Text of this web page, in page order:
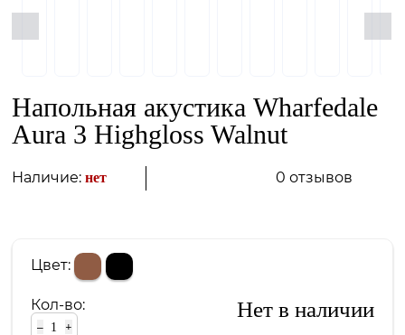
Напольная акустика Wharfedale
Aura 3 Highgloss Walnut
Наличие:нет 0 отзывов
Цвет:
Кол-во:
– +
Нет в наличии